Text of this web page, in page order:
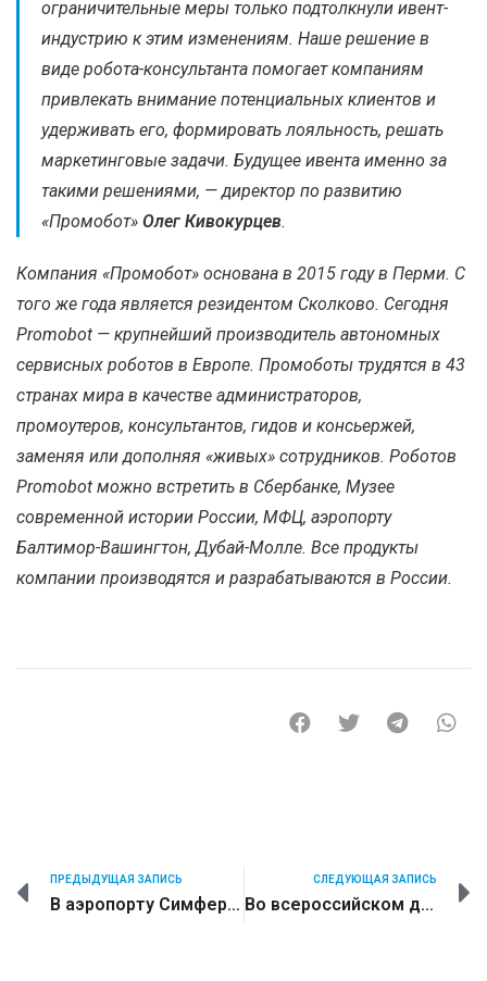
ограничительные меры только подтолкнули ивент-
индустрию к этим изменениям. Наше решение в
виде робота-консультанта помогает компаниям
привлекать внимание потенциальных клиентов и
удерживать его, формировать лояльность, решать
маркетинговые задачи. Будущее ивента именно за
такими решениями, — директор по развитию
«Промобот» Олег Кивокурцев.
Компания «Промобот» основана в 2015 году в Перми. С
того же года является резидентом Сколково. Сегодня
Promobot — крупнейший производитель автономных
сервисных роботов в Европе. Промоботы трудятся в 43
странах мира в качестве администраторов,
промоутеров, консультантов, гидов и консьержей,
заменяя или дополняя «живых» сотрудников. Роботов
Promobot можно встретить в Сбербанке, Музее
современной истории России, МФЦ, аэропорту
Балтимор-Вашингтон, Дубай-Молле. Все продукты
компании производятся и разрабатываются в России.
ПРЕДЫДУЩАЯ ЗАПИСЬ
В аэропорту Симферополя появился робот-банкир
СЛЕДУЮЩАЯ ЗАПИСЬ
Во всероссийском детском центре «Смена», учрежденного Правительством и Министерством просвещения Российской Федерации приступил к работе робот-учитель